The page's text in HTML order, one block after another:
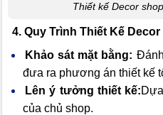
Thiết kế Decor
4. Quy Trình Thiết Kế
Khảo sát mặt bằng:
đưa ra phương án thiết kế
Lên ý tưởng thiết kế:
của chủ shop.